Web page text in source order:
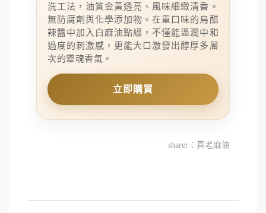
洗工法，油質金黃透亮、風味細緻清香。
無防腐劑與化學添加物。在重口味的烏醋
辣醬中加入白麻油點綴，不僅能溫潤中和
過度的刺激感，更能大口激發出醇厚多層
次的靈魂香氣。
立即購買
sharer：真老麻油